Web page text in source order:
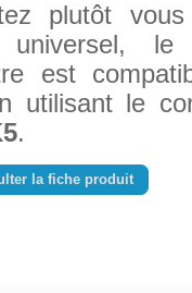
plutôt vous
le
est
utilisant le
.
la fiche produit